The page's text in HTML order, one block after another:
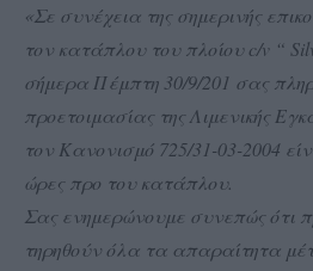
«Σε συνέχεια της σημερινής
τον κατάπλου του πλοίου c/v “
σήμερα Πέμπτη 30/9/201 σας
προετοιμασίας της Λιμενικής
τον Κανονισμό 725/31-03-2004
ώρες προ του κατάπλου.
Σας ενημερώνουμε συνεπώς ότι
τηρηθούν όλα τα απαραίτητα